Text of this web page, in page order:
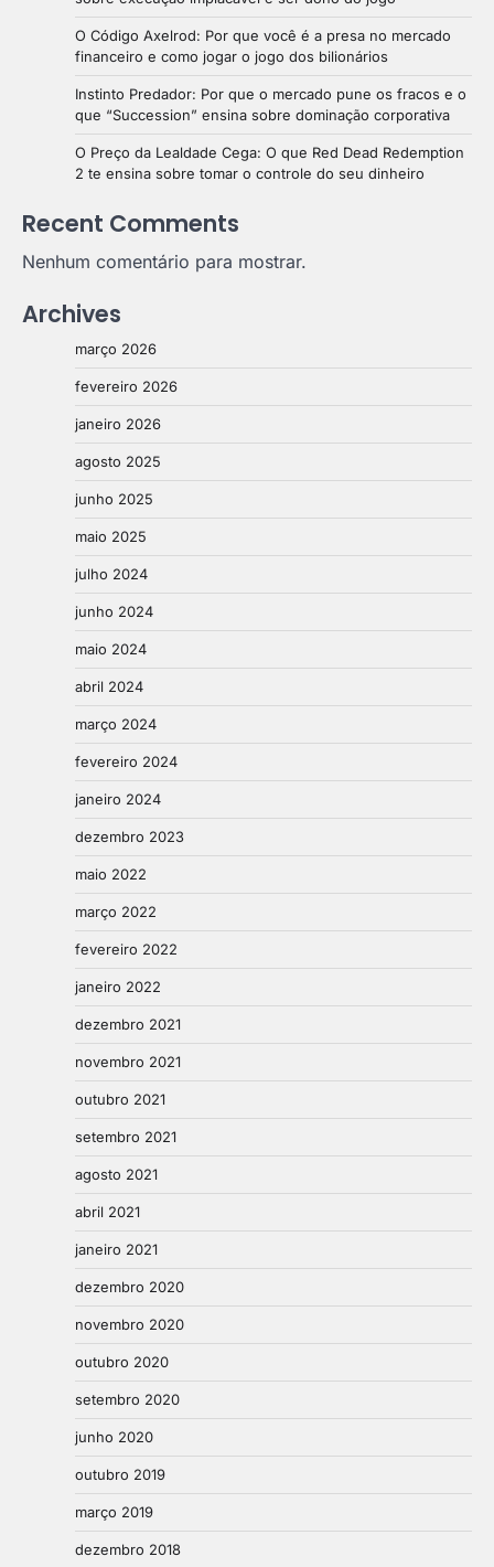
O Código Axelrod: Por que você é a presa no mercado
financeiro e como jogar o jogo dos bilionários
Instinto Predador: Por que o mercado pune os fracos e o
que “Succession” ensina sobre dominação corporativa
O Preço da Lealdade Cega: O que Red Dead Redemption
2 te ensina sobre tomar o controle do seu dinheiro
Recent Comments
Nenhum comentário para mostrar.
Archives
março 2026
fevereiro 2026
janeiro 2026
agosto 2025
junho 2025
maio 2025
julho 2024
junho 2024
maio 2024
abril 2024
março 2024
fevereiro 2024
janeiro 2024
dezembro 2023
maio 2022
março 2022
fevereiro 2022
janeiro 2022
dezembro 2021
novembro 2021
outubro 2021
setembro 2021
agosto 2021
abril 2021
janeiro 2021
dezembro 2020
novembro 2020
outubro 2020
setembro 2020
junho 2020
outubro 2019
março 2019
dezembro 2018